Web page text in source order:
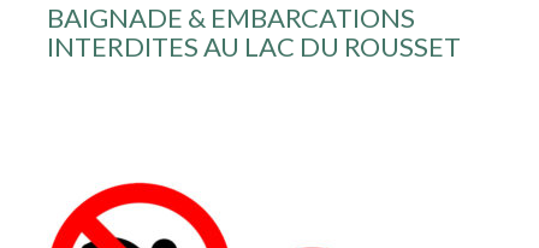
BAIGNADE & EMBARCATIONS
INTERDITES AU LAC DU ROUSSET